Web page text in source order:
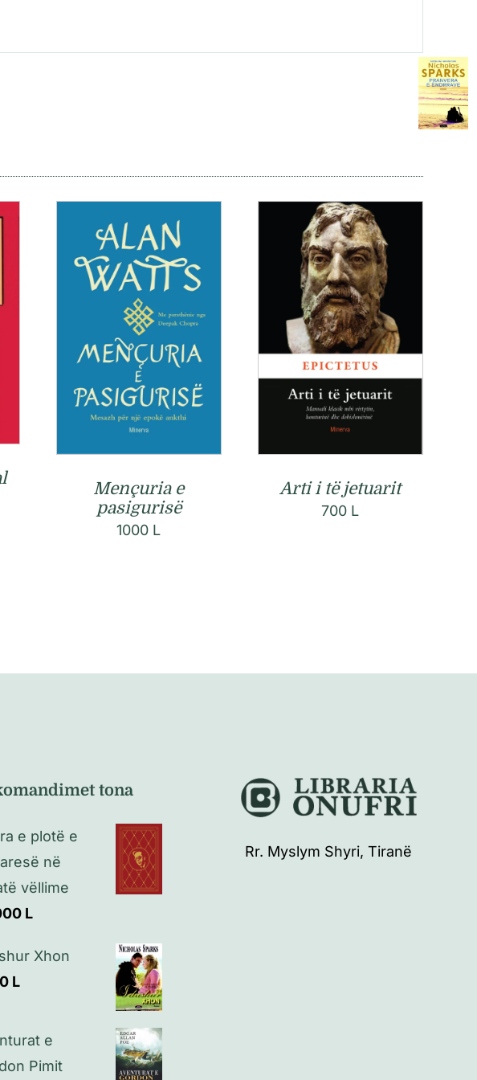
Mençuria e
pasigurisë
1000 L
Arti i të jetuarit
700 L
tona
e plotë e
në
vëllime
L
Xhon
L
e
Pimit
Rr. Myslym Shyri, Tiranë